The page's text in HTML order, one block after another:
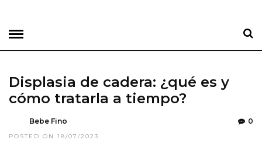
Displasia de cadera: ¿qué es y
cómo tratarla a tiempo?
Bebe Fino
POSTED ON 18/07/2023
0